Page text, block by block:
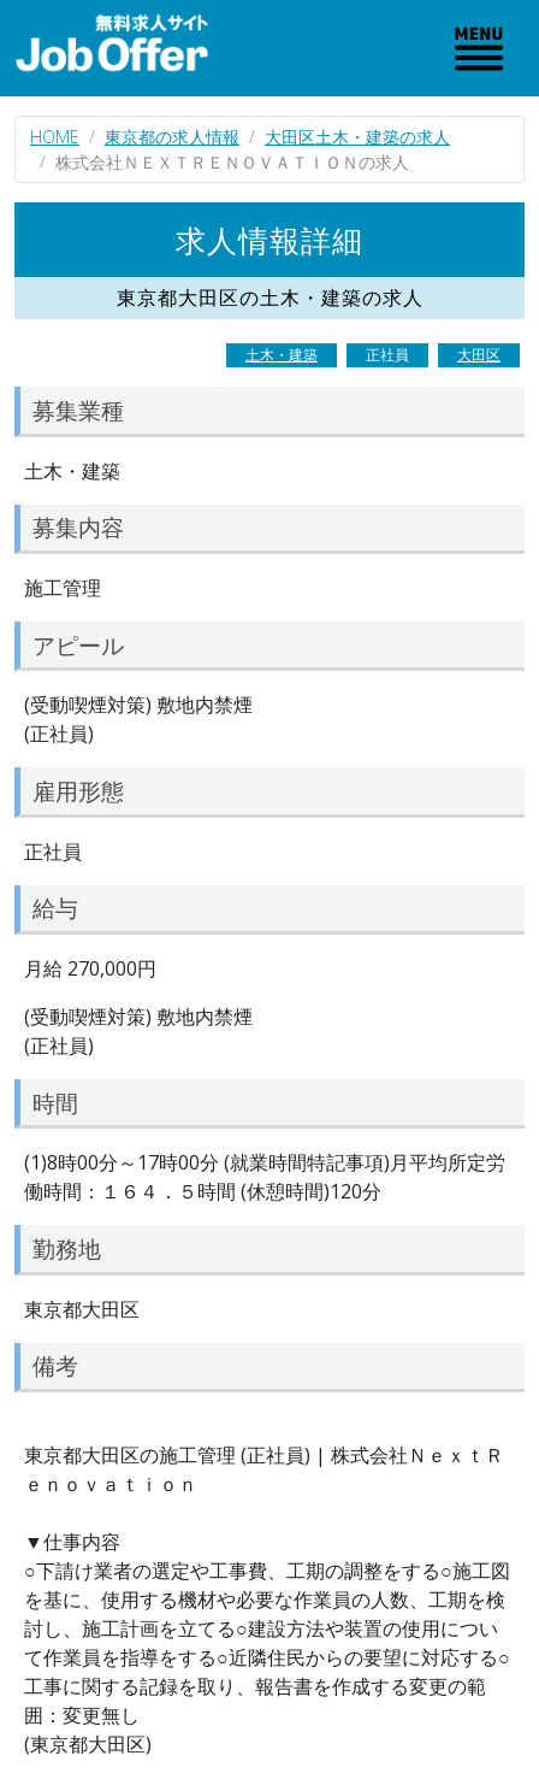
HOME 東京都の求人情報
大田区土木・建築の求人
株式会社ＮＥＸＴＲＥＮＯＶＡＴＩＯＮの求人
求人情報詳細
東京都大田区の土木・建築の求人
土木・建築 正社員 大田区
募集業種
土木・建築
募集内容
施工管理
アピール
(受動喫煙対策) 敷地内禁煙
(正社員)
雇用形態
正社員
給与
月給 270,000円
(受動喫煙対策) 敷地内禁煙
(正社員)
時間
(1)8時00分～17時00分 (就業時間特記事項)月平均所定労
働時間：１６４．５時間 (休憩時間)120分
勤務地
東京都大田区
備考
東京都大田区の施工管理 (正社員) | 株式会社ＮｅｘｔＲ
ｅｎｏｖａｔｉｏｎ
▼仕事内容
○下請け業者の選定や工事費、工期の調整をする○施工図
を基に、使用する機材や必要な作業員の人数、工期を検
討し、施工計画を立てる○建設方法や装置の使用につい
て作業員を指導をする○近隣住民からの要望に対応する○
工事に関する記録を取り、報告書を作成する変更の範
囲：変更無し
(東京都大田区)